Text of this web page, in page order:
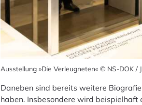
Ausstellung »Die Verleugneten« © NS-DOK /
Daneben sind bereits weitere
haben. Insbesondere wird